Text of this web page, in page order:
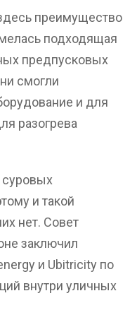
преимущество
подходящая
предпусковых
смогли
и для
разогрева
суровых
и такой
нет. Совет
заключил
и Ubitricity по
внутри уличных